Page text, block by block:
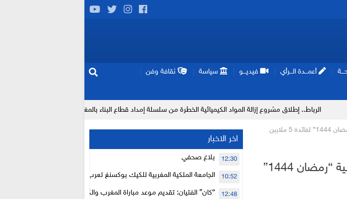
أعمـــدة الـــرأي فيديـــو سياسة ثقافة وفن
إنتاج “قلب مصغر” يفتح آفاق إطلاق مشروع إزالة المواد الكيميائية الخطرة من سلسلة إمداد قطاع البناء بالمغرب
بسلا.. جلالة الملك يعطي انطلاقة العملية الوطنية “رمضان 1444” لفائدة 5 ملايين
بسلا.. جلالة الملك يعطي انطلاقة العملية الوطنية “رمضان 1444”
اخر الاخبار
بلاغ صحفي 12:30
الجامعة الملكية المغربية للكيك بوكسنغ تعرب عن ارتياحها للتجاوب الإيجابي
الأعلى للحسابات
10:52
“كان” الفتيان: تقديم موعد مباراة المغرب والكاميرون بسبب نهائي دوري 12:48